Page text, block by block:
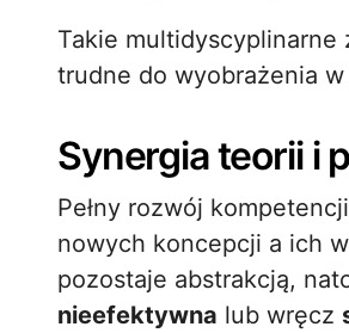
Takie multidyscyplinarne
trudne do wyobrażenia
Synergia teorii i
Pełny rozwój
nowych koncepcji a ich
pozostaje abstrakcją,
nieefektywna lub wręcz